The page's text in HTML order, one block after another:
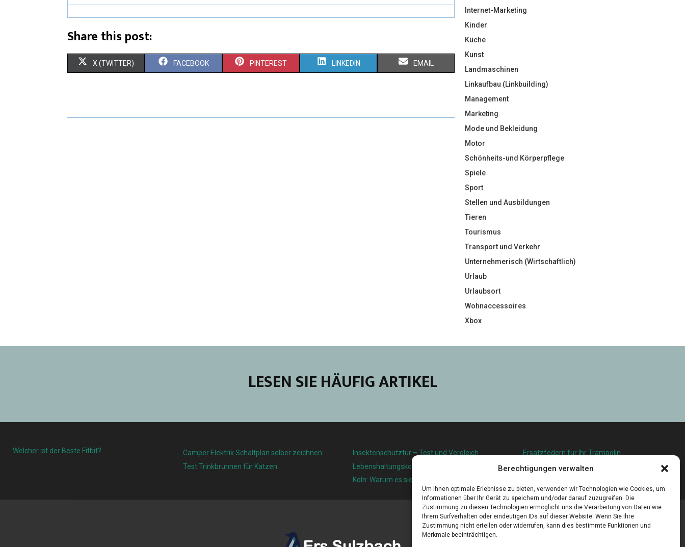
Berechtigungen verwalten
Um Ihnen optimale Erlebnisse zu bieten, verwenden wir Technologien wie Cookies, um
Informationen über Ihr Gerät zu speichern und/oder darauf zuzugreifen. Die
Zustimmung zu diesen Technologien ermöglicht uns die Verarbeitung von Daten wie
Ihrem Surfverhalten oder eindeutigen IDs auf dieser Website. Wenn Sie Ihre
Zustimmung nicht erteilen oder widerrufen, kann dies bestimmte Funktionen und
Merkmale beeinträchtigen.
Share this post:
X (TWITTER) FACEBOOK PINTEREST LINKEDIN EMAIL
Internet-Marketing
Kinder
Küche
Kunst
Landmaschinen
Linkaufbau (Linkbuilding)
Management
Marketing
Mode und Bekleidung
Motor
Schönheits-und Körperpflege
Spiele
Sport
Stellen und Ausbildungen
Tieren
Tourismus
Transport und Verkehr
Unternehmerisch (Wirtschaftlich)
Urlaub
Urlaubsort
Wohnaccessoires
Xbox
LESEN SIE HÄUFIG ARTIKEL
Welcher ist der Beste Fitbit?
Camper Elektrik Schaltplan selber zeichnen
Test Trinkbrunnen für Katzen
Insektenschutztür – Test und Vergleich
Lebenshaltungskosten und Lebensqualität in
Köln: Warum es sich lohnt, hier zu leben
Ersatzfedern für Ihr Trampolin
Holländischer Stoffmarkt in Ihrer Nähe